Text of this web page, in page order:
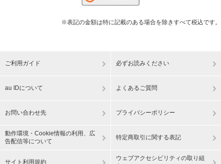
※表記の金額は特に記載のある場合を除きすべて税込です。
ご利用ガイド 必ずお読みください
au IDについて よくあるご質問
お問い合わせ先 プライバシーポリシー
動作環境・Cookie情報の利用、広
告配信等について
特定商取引に関する表記
サイト利用規約
ウェブアクセシビリティの取り組